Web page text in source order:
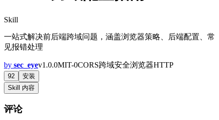
Skill
一站式解决前后端跨域问题，涵盖浏览器策略、后端配置、常
见报错处理
by sec_eyev1.0.0MIT-0CORS跨域安全浏览器HTTP
92
安装
Skill 内容
评论